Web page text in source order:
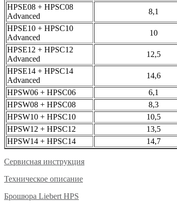
HPSE08 + HPSC08
Advanced
8,1
HPSE10 + HPSC10
Advanced
10
HPSE12 + HPSC12
Advanced
12,5
HPSE14 + HPSC14
Advanced
14,6
HPSW06 + HPSC06
6,1
HPSW08 + HPSC08
8,3
HPSW10 + HPSC10
10,5
HPSW12 + HPSC12
13,5
HPSW14 + HPSC14
14,7
Сервисная инструкция
Техническое описание
Брошюра Liebert HPS